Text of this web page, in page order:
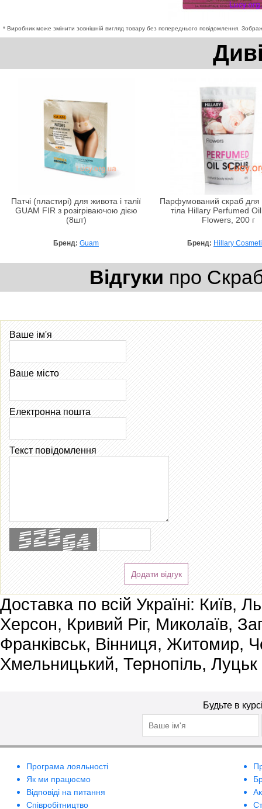
* Виробник може змінити зовнішній вигляд товару без попереднього повідомлення.
Патчі (пластирі) для живота і талії
GUAM FIR з розігріваючою дією
(8шт)
Бренд: Guam
Парфумований скраб для
тіла Hillary Perfumed
Flowers, 200 г
Бренд: Hillary
Відгуки про
Ваше ім'я
Ваше місто
Електронна пошта
Текст повідомлення
Додати відгук
Доставка по всій Україні: Київ,
Херсон, Кривий Ріг, Миколаїв,
Франківськ, Вінниця, Житомир,
Хмельницький, Тернопіль, Луцьк
Будьте в
Програма лояльності
Як ми працюємо
Відповіді на питання
Співробітництво